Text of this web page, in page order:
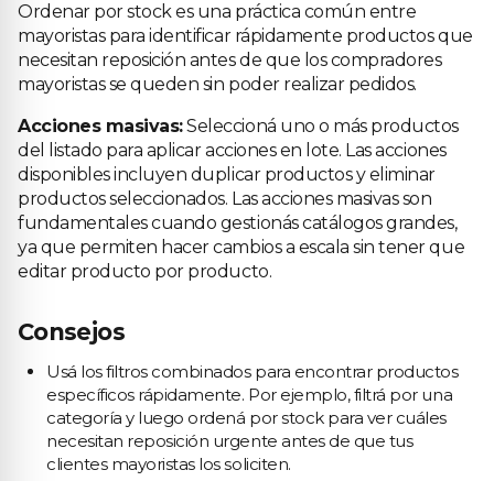
Ordenar por stock es una práctica común entre
mayoristas para identificar rápidamente productos que
necesitan reposición antes de que los compradores
mayoristas se queden sin poder realizar pedidos.
Acciones masivas:Seleccioná uno o más productos
del listado para aplicar acciones en lote. Las acciones
disponibles incluyen duplicar productos y eliminar
productos seleccionados. Las acciones masivas son
fundamentales cuando gestionás catálogos grandes,
ya que permiten hacer cambios a escala sin tener que
editar producto por producto.
Consejos
Usá los filtros combinados para encontrar productos
específicos rápidamente. Por ejemplo, filtrá por una
categoría y luego ordená por stock para ver cuáles
necesitan reposición urgente antes de que tus
clientes mayoristas los soliciten.